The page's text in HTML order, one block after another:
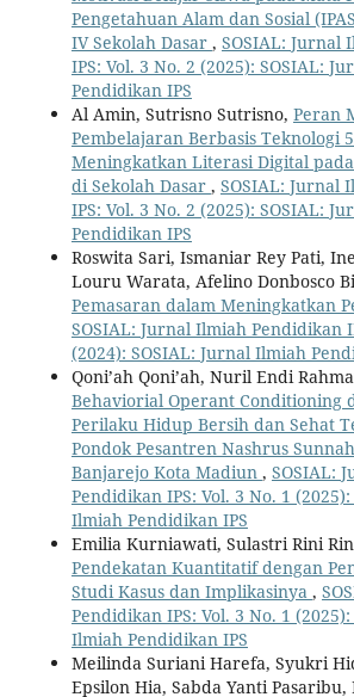
Pengetahuan Alam dan Sosial
IV Sekolah Dasar , SOSIAL: Jurnal
IPS: Vol. 3 No. 2 (2025): SOSIAL:
Pendidikan IPS
Al Amin, Sutrisno Sutrisno, Peran
Pembelajaran Berbasis Teknologi
Meningkatkan Literasi Digital
di Sekolah Dasar , SOSIAL: Jurnal
IPS: Vol. 3 No. 2 (2025): SOSIAL:
Pendidikan IPS
Roswita Sari, Ismaniar Rey Pati,
Louru Warata, Afelino Donbosco
Pemasaran dalam Meningkatkan
SOSIAL: Jurnal Ilmiah Pendidikan
(2024): SOSIAL: Jurnal Ilmiah
Qoni’ah Qoni’ah, Nuril Endi
Behaviorial Operant Conditioning
Perilaku Hidup Bersih dan Sehat
Pondok Pesantren Nashrus
Banjarejo Kota Madiun , SOSIAL:
Pendidikan IPS: Vol. 3 No. 1
Ilmiah Pendidikan IPS
Emilia Kurniawati, Sulastri Rini
Pendekatan Kuantitatif dengan
Studi Kasus dan Implikasinya ,
Pendidikan IPS: Vol. 3 No. 1
Ilmiah Pendidikan IPS
Meilinda Suriani Harefa, Syukri
Epsilon Hia, Sabda Yanti